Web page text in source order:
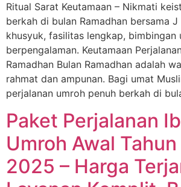
Ritual Sarat Keutamaan – Nikmati
berkah di bulan Ramadhan bersama
khusyuk, fasilitas lengkap, bimbingan
berpengalaman. Keutamaan
Ramadhan Bulan Ramadhan adalah
rahmat dan ampunan. Bagi umat
perjalanan umroh penuh berkah di
Paket Perjalanan
Umroh Awal
2025 – Harga